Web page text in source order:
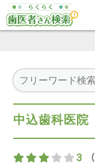
中込歯科医院
3 (